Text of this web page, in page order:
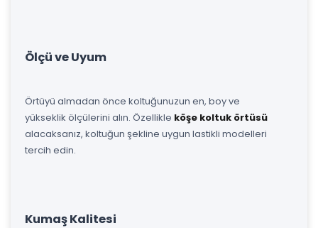
Ölçü ve Uyum
Örtüyü almadan önce koltuğunuzun en, boy ve
yükseklik ölçülerini alın. Özellikle köşe koltuk örtüsü
alacaksanız, koltuğun şekline uygun lastikli modelleri
tercih edin.
Kumaş Kalitesi